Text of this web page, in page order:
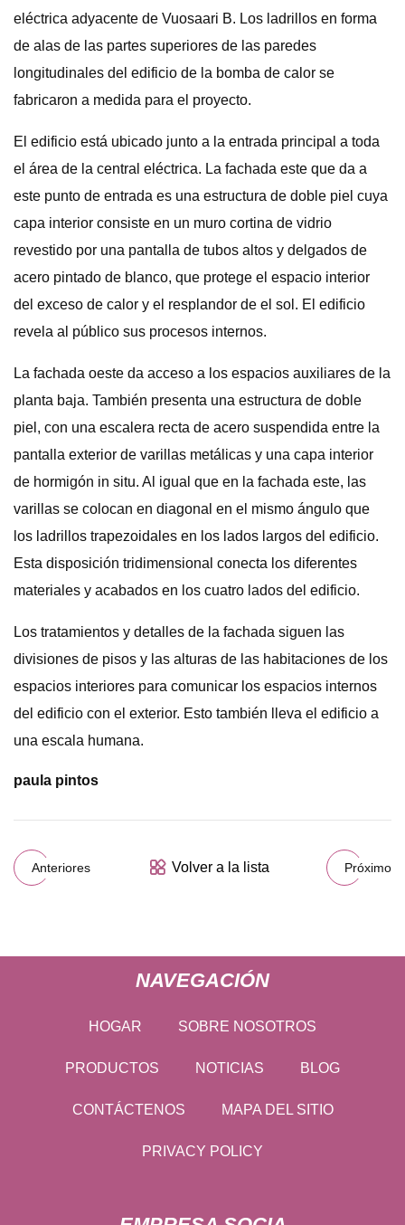
eléctrica adyacente de Vuosaari B. Los ladrillos en forma
de alas de las partes superiores de las paredes
longitudinales del edificio de la bomba de calor se
fabricaron a medida para el proyecto.
El edificio está ubicado junto a la entrada principal a toda
el área de la central eléctrica. La fachada este que da a
este punto de entrada es una estructura de doble piel cuya
capa interior consiste en un muro cortina de vidrio
revestido por una pantalla de tubos altos y delgados de
acero pintado de blanco, que protege el espacio interior
del exceso de calor y el resplandor de el sol. El edificio
revela al público sus procesos internos.
La fachada oeste da acceso a los espacios auxiliares de la
planta baja. También presenta una estructura de doble
piel, con una escalera recta de acero suspendida entre la
pantalla exterior de varillas metálicas y una capa interior
de hormigón in situ. Al igual que en la fachada este, las
varillas se colocan en diagonal en el mismo ángulo que
los ladrillos trapezoidales en los lados largos del edificio.
Esta disposición tridimensional conecta los diferentes
materiales y acabados en los cuatro lados del edificio.
Los tratamientos y detalles de la fachada siguen las
divisiones de pisos y las alturas de las habitaciones de los
espacios interiores para comunicar los espacios internos
del edificio con el exterior. Esto también lleva el edificio a
una escala humana.
paula pintos
Anteriores Volver a la lista Próximo
NAVEGACIÓN
HOGAR SOBRE NOSOTROS
PRODUCTOS NOTICIAS BLOG
CONTÁCTENOS MAPA DEL SITIO
PRIVACY POLICY